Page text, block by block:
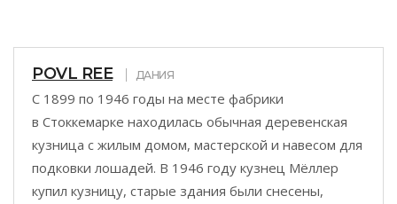
POVL REE ДАНИЯ
С 1899 по 1946 годы на месте фабрики
в Стоккемарке находилась обычная деревенская
кузница с жилым домом, мастерской и навесом для
подковки лошадей. В 1946 году кузнец Мёллер
купил кузницу, старые здания были снесены,